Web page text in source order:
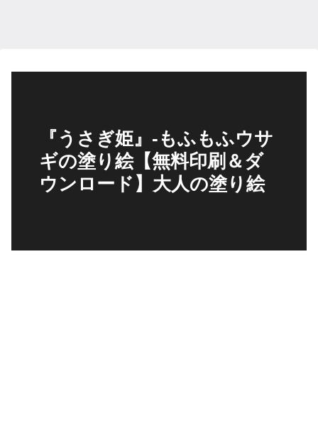
『うさぎ姫』-もふもふウサ
ギの塗り絵【無料印刷＆ダ
ウンロード】大人の塗り絵